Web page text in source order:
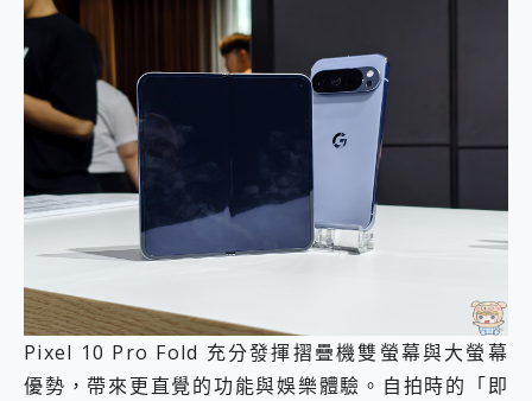
Pixel 10 Pro Fold 充分發揮摺疊機雙螢幕與大螢幕
優勢，帶來更直覺的功能與娛樂體驗。自拍時的「即